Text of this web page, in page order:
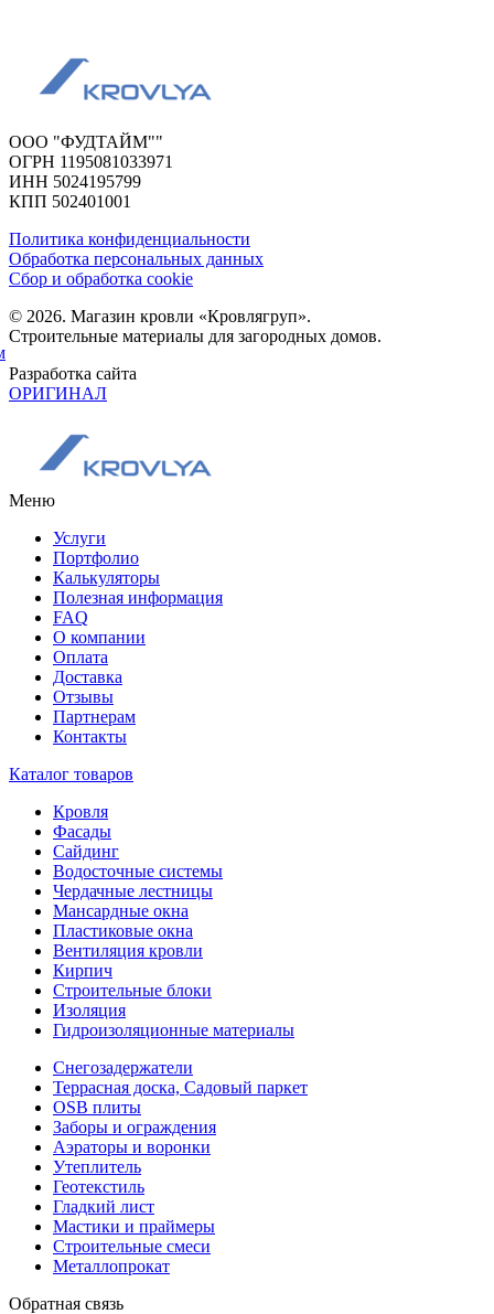
ООО "ФУДТАЙМ""
ОГРН 1195081033971
ИНН 5024195799
КПП 502401001
Политика конфиденциальности
Обработка персональных данных
Сбор и обработка cookie
© 2026. Магазин кровли «Кровлягруп».
Строительные материалы для загородных домов.
Разработка сайта
ОРИГИНАЛ
Меню
Услуги
Портфолио
Калькуляторы
Полезная информация
FAQ
О компании
Оплата
Доставка
Отзывы
Партнерам
Контакты
Каталог товаров
Кровля
Фасады
Сайдинг
Водосточные системы
Чердачные лестницы
Мансардные окна
Пластиковые окна
Вентиляция кровли
Кирпич
Строительные блоки
Изоляция
Гидроизоляционные материалы
Снегозадержатели
Террасная доска, Садовый паркет
OSB плиты
Заборы и ограждения
Аэраторы и воронки
Утеплитель
Геотекстиль
Гладкий лист
Мастики и праймеры
Строительные смеси
Металлопрокат
Обратная связь